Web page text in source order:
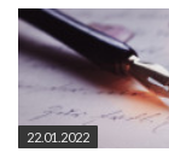
22.01.2022